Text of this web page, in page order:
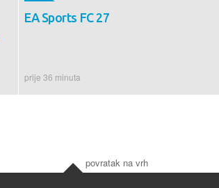
EA Sports FC 27
prije 36 minuta
povratak na vrh